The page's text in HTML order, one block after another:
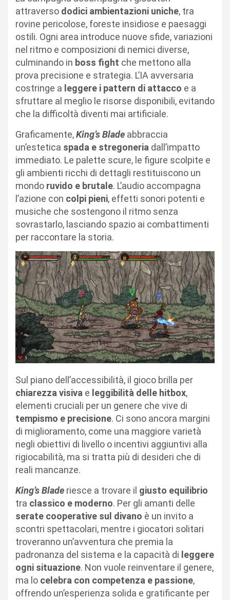
attraverso dodici ambientazioni uniche, tra
rovine pericolose, foreste insidiose e paesaggi
ostili. Ogni area introduce nuove sfide, variazioni
nel ritmo e composizioni di nemici diverse,
culminando in boss fight che mettono alla
prova precisione e strategia. L’IA avversaria
costringe a leggere i pattern di attacco e a
sfruttare al meglio le risorse disponibili, evitando
che la difficoltà diventi mai artificiale.
Graficamente,King’s Blade abbraccia
un’estetica spada e stregoneria dall’impatto
immediato. Le palette scure, le figure scolpite e
gli ambienti ricchi di dettagli restituiscono un
mondo ruvido e brutale. L’audio accompagna
l’azione con colpi pieni, effetti sonori potenti e
musiche che sostengono il ritmo senza
sovrastarlo, lasciando spazio ai combattimenti
per raccontare la storia.
Sul piano dell’accessibilità, il gioco brilla per
chiarezza visiva e leggibilità delle hitbox,
elementi cruciali per un genere che vive di
tempismo e precisione. Ci sono ancora margini
di miglioramento, come una maggiore varietà
negli obiettivi di livello o incentivi aggiuntivi alla
rigiocabilità, ma si tratta più di desideri che di
reali mancanze.
King’s Blade riesce a trovare il giusto equilibrio
tra classico e moderno. Per gli amanti delle
serate cooperative sul divano è un invito a
scontri spettacolari, mentre i giocatori solitari
troveranno un’avventura che premia la
padronanza del sistema e la capacità di leggere
ogni situazione. Non vuole reinventare il genere,
ma lo celebra con competenza e passione,
offrendo un’esperienza solida e gratificante per